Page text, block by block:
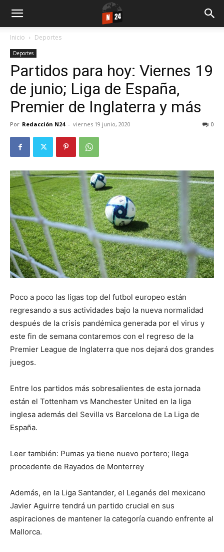
Inicio Deportes
Deportes
Partidos para hoy: Viernes 19
de junio; Liga de España,
Premier de Inglaterra y más
Por Redacción N24 - viernes 19 junio, 2020 0
Poco a poco las ligas top del futbol europeo están
regresando a sus actividades bajo la nueva normalidad
después de la crisis pandémica generada por el virus y
este fin de semana contaremos con el regreso de la
Premier League de Inglaterra que nos dejará dos grandes
juegos.
Entre los partidos más sobresalientes de esta jornada
están el Tottenham vs Manchester United en la liga
inglesa además del Sevilla vs Barcelona de La Liga de
España.
Leer también: Pumas ya tiene nuevo portero; llega
procedente de Rayados de Monterrey
Además, en la Liga Santander, el Leganés del mexicano
Javier Aguirre tendrá un partido crucial en sus
aspiraciones de mantener la categoría cuando enfrente al
Mallorca.